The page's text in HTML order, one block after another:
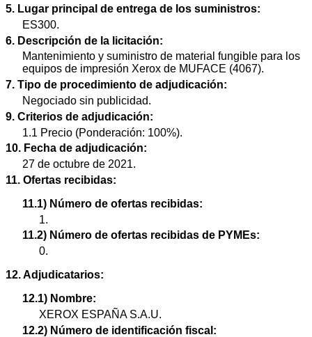
5. Lugar principal de entrega de los suministros:
ES300.
6. Descripción de la licitación:
Mantenimiento y suministro de material fungible para los
equipos de impresión Xerox de MUFACE (4067).
7. Tipo de procedimiento de adjudicación:
Negociado sin publicidad.
9. Criterios de adjudicación:
1.1 Precio (Ponderación: 100%).
10. Fecha de adjudicación:
27 de octubre de 2021.
11. Ofertas recibidas:
11.1) Número de ofertas recibidas:
1.
11.2) Número de ofertas recibidas de PYMEs:
0.
12. Adjudicatarios:
12.1) Nombre:
XEROX ESPAÑA S.A.U.
12.2) Número de identificación fiscal: